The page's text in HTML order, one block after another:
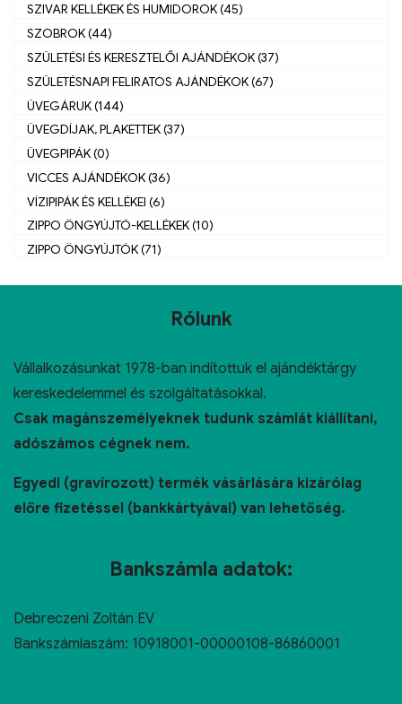
SZIVAR KELLÉKEK ÉS HUMIDOROK (45)
SZOBROK (44)
SZÜLETÉSI ÉS KERESZTELŐI AJÁNDÉKOK (37)
SZÜLETÉSNAPI FELIRATOS AJÁNDÉKOK (67)
ÜVEGÁRUK (144)
ÜVEGDÍJAK, PLAKETTEK (37)
ÜVEGPIPÁK (0)
VICCES AJÁNDÉKOK (36)
VÍZIPIPÁK ÉS KELLÉKEI (6)
ZIPPO ÖNGYÚJTÓ-KELLÉKEK (10)
ZIPPO ÖNGYÚJTÓK (71)
Rólunk
Vállalkozásunkat 1978-ban indítottuk el ajándéktárgy
kereskedelemmel és szolgáltatásokkal.
Csak magánszemélyeknek tudunk számlát kiállítani,
adószámos cégnek nem.
Egyedi (gravírozott) termék vásárlására kizárólag
előre fizetéssel (bankkártyával) van lehetőség.
Bankszámla adatok:
Debreczeni Zoltán EV
Bankszámlaszám: 10918001-00000108-86860001